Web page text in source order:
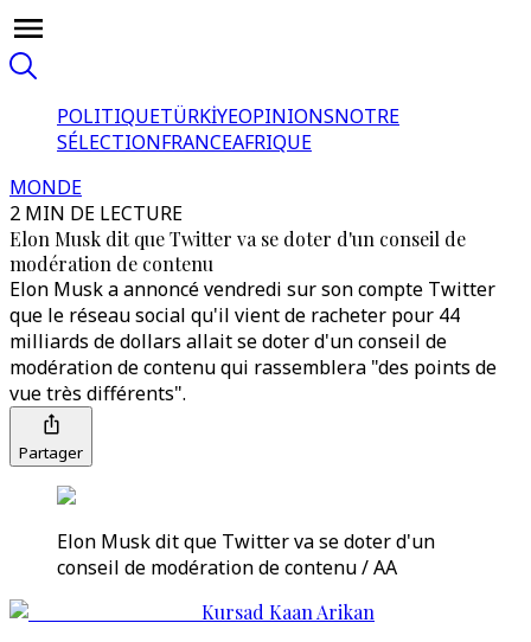
POLITIQUETÜRKİYEOPINIONSNOTRE
SÉLECTIONFRANCEAFRIQUE
MONDE
2 MIN DE LECTURE
Elon Musk dit que Twitter va se doter d'un conseil de
modération de contenu
Elon Musk a annoncé vendredi sur son compte Twitter
que le réseau social qu'il vient de racheter pour 44
milliards de dollars allait se doter d'un conseil de
modération de contenu qui rassemblera "des points de
vue très différents".
Partager
Elon Musk dit que Twitter va se doter d'un
conseil de modération de contenu / AA
Kursad Kaan Arikan